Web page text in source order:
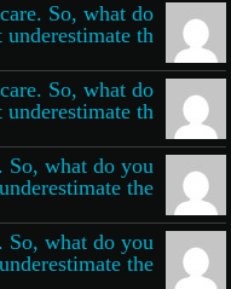
So, what do
th...
So, what do
th...
So, what do you
the...
So, what do you
the...